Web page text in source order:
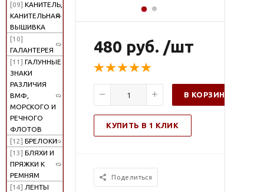
[09] КАНИТЕЛЬ,
КАНИТЕЛЬНАЯ
ВЫШИВКА
[10]
ГАЛАНТЕРЕЯ
[11] ГАЛУННЫЕ
ЗНАКИ
РАЗЛИЧИЯ
ВМФ,
МОРСКОГО И
РЕЧНОГО
ФЛОТОВ
[12] БРЕЛОКИ
[13] БЛЯХИ И
ПРЯЖКИ К
РЕМНЯМ
[14] ЛЕНТЫ
480 руб. /шт
В КОРЗИНУ
КУПИТЬ В 1 КЛИК
Поделиться